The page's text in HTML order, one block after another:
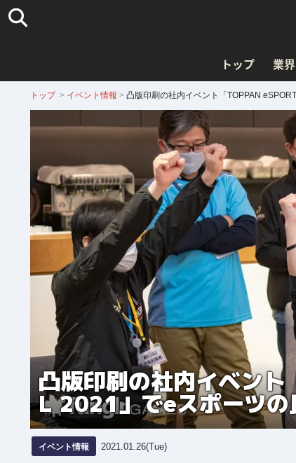
トップ 業
トップ > イベント情報 > 凸版印刷の社内イベント「TOPPAN
凸版印刷の社内イベン
L 2021」でeスポーツの
イベント情報 2021.01.26(Tue)